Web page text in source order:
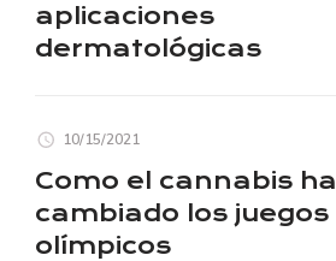
aplicaciones
dermatológicas
10/15/2021
Como el cannabis ha
cambiado los juegos
olímpicos